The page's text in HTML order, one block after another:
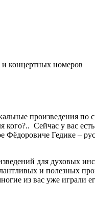
концертных номеров
произведения по
Сейчас у вас
Фёдоровиче Гедике –
для духовых
и полезных
из вас уже играли